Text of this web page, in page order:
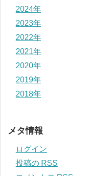
2024年
2023年
2022年
2021年
2020年
2019年
2018年
メタ情報
ログイン
投稿の RSS